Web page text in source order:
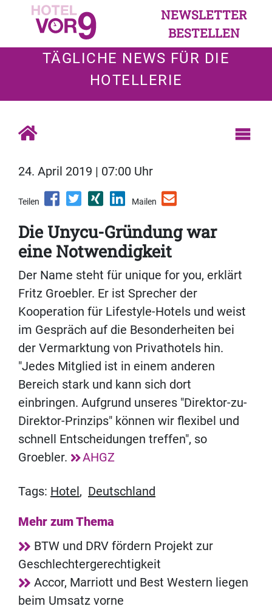
NEWSLETTER
BESTELLEN
TÄGLICHE NEWS FÜR DIE
HOTELLERIE
24. April 2019 | 07:00 Uhr
Teilen Mailen
Die Unycu-Gründung war
eine Notwendigkeit
Der Name steht für unique for you, erklärt
Fritz Groebler. Er ist Sprecher der
Kooperation für Lifestyle-Hotels und weist
im Gespräch auf die Besonderheiten bei
der Vermarktung von Privathotels hin.
"Jedes Mitglied ist in einem anderen
Bereich stark und kann sich dort
einbringen. Aufgrund unseres "Direktor-zu-
Direktor-Prinzips" können wir flexibel und
schnell Entscheidungen treffen", so
Groebler.
AHGZ
Tags: Hotel , Deutschland
Mehr zum Thema
BTW und DRV fördern Projekt zur
Geschlechtergerechtigkeit
Accor, Marriott und Best Western liegen
beim Umsatz vorne